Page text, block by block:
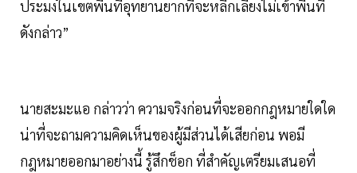
ประมงในเขตพื้นที่อุทยานยากที่จะหลีกเลี่ยงไม่เข้าพื้นที่
ดังกล่าว”
นายสะมะแอ กล่าวว่า ความจริงก่อนที่จะออกกฎหมายใดใด
น่าที่จะถามความคิดเห็นของผู้มีส่วนได้เสียก่อน พอมี
กฎหมายออกมาอย่างนี้ รู้สึกช็อก ที่สำคัญเตรียมเสนอที่